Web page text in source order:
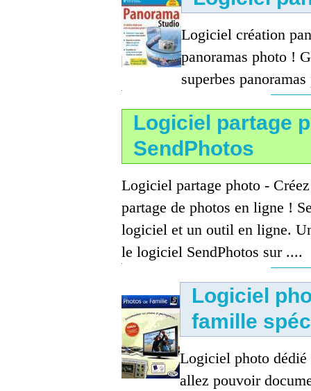
Logiciel création
panoramas photo !
superbes
Logiciel partage
SendPhotos
Logiciel partage photo -
partage de photos en ligne !
logiciel et un outil en ligne.
le logiciel SendPhotos sur ....
Logiciel
famille
Logiciel photo dédié
allez pouvoir